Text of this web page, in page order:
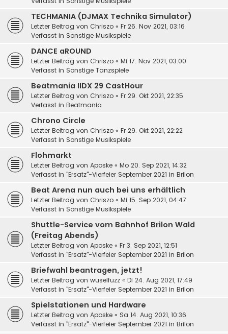
TECHMANIA (DJMAX Technika Simulator)
Letzter Beitrag von Chriszo « Fr 26. Nov 2021, 03:16
Verfasst in Sonstige Musikspiele
DANCE aROUND
Letzter Beitrag von Chriszo « Mi 17. Nov 2021, 03:00
Verfasst in Sonstige Tanzspiele
Beatmania IIDX 29 CastHour
Letzter Beitrag von Chriszo « Fr 29. Okt 2021, 22:35
Verfasst in Beatmania
Chrono Circle
Letzter Beitrag von Chriszo « Fr 29. Okt 2021, 22:22
Verfasst in Sonstige Musikspiele
Flohmarkt
Letzter Beitrag von Aposke « Mo 20. Sep 2021, 14:32
Verfasst in "Ersatz"-Vierfeier September 2021 in Brilon
Beat Arena nun auch bei uns erhältlich
Letzter Beitrag von Chriszo « Mi 15. Sep 2021, 04:47
Verfasst in Sonstige Musikspiele
Shuttle-Service vom Bahnhof Brilon Wald
(Freitag Abends)
Letzter Beitrag von Aposke « Fr 3. Sep 2021, 12:51
Verfasst in "Ersatz"-Vierfeier September 2021 in Brilon
Briefwahl beantragen, jetzt!
Letzter Beitrag von wuselfuzz « Di 24. Aug 2021, 17:49
Verfasst in "Ersatz"-Vierfeier September 2021 in Brilon
Spielstationen und Hardware
Letzter Beitrag von Aposke « Sa 14. Aug 2021, 10:36
Verfasst in "Ersatz"-Vierfeier September 2021 in Brilon